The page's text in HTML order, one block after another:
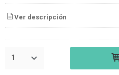
Ver descripción